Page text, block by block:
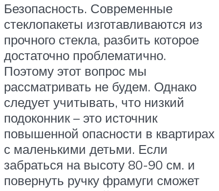
Безопасность. Современные
стеклопакеты изготавливаются из
прочного стекла, разбить которое
достаточно проблематично.
Поэтому этот вопрос мы
рассматривать не будем. Однако
следует учитывать, что низкий
подоконник – это источник
повышенной опасности в квартирах
с маленькими детьми. Если
забраться на высоту 80-90 см. и
повернуть ручку фрамуги сможет